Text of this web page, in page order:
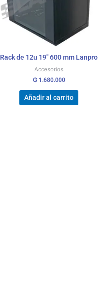
Rack de 12u 19″ 600 mm Lanpro
Accesorios
₲1.680.000
Añadir al carrito